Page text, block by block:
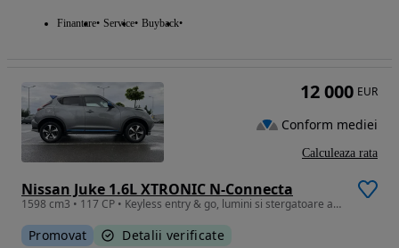
Finantare Service Buyback
Nissan Juke 1.6L XTRONIC N-Connecta
1598 cm3 • 117 CP • Keyless entry & go, lumini si stergatoare automate, senzori parcare
Promovat Detalii verificate
12 000 EUR
Conform mediei
Calculeaza rata